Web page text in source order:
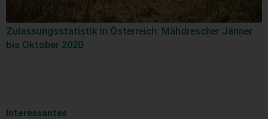
Zulassungsstatistik in Österreich: Mähdrescher Jänner
bis Oktober 2020
Interessantes